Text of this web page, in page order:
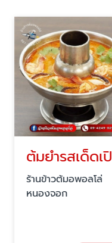
ต้มยำร
ร้านข้าวต้มอพอลโล่
หนองจอก